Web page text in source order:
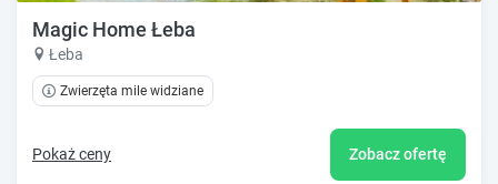
Magic Home Łeba
Łeba
Zwierzęta mile widziane
Pokaż ceny Zobacz ofertę